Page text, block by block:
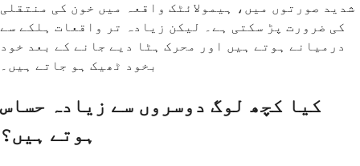
شدید صورتوں میں، ہیمولائٹک واقعہ میں خون کی منتقلی
کی ضرورت پڑ سکتی ہے۔ لیکن زیادہ تر واقعات ہلکے سے
درمیانے ہوتے ہیں اور محرک ہٹا دیے جانے کے بعد خود
بخود ٹھیک ہو جاتے ہیں۔
کیا کچھ لوگ دوسروں سے زیادہ حساس
ہوتے ہیں؟